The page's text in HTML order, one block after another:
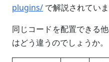
plugins/ で解説されていま
同じコードを配置できる
はどう違うのでしょうか。